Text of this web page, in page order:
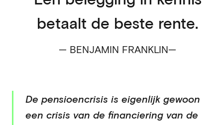
betaalt de beste rente.
BENJAMIN FRANKLIN
De pensioencrisis is eigenlijk gewoon
een crisis van de financiering van de